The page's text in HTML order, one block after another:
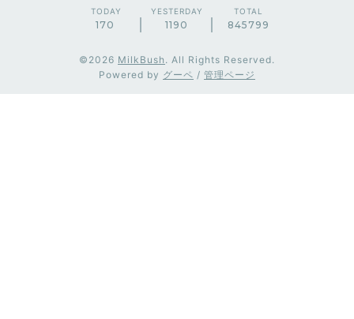
TODAY
170
YESTERDAY
1190
TOTAL
845799
©2026 MilkBush . All Rights Reserved.
Powered by グーペ / 管理ページ